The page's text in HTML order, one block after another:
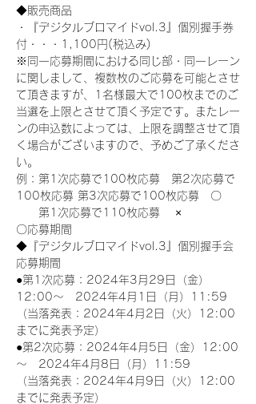
◆販売商品
・『デジタルブロマイドvol.3』個別握手券
付・・・1,100円(税込み)
※同一応募期間における同じ部・同一レーン
に関しまして、複数枚のご応募を可能とさせ
て頂きますが、1名様最大で100枚までのご
当選を上限とさせて頂く予定です。またレー
ンの申込数によっては、上限を調整させて頂
く場合がございますので、予めご了承くださ
い。
例：第1次応募で100枚応募　第2次応募で
100枚応募 第3次応募で100枚応募　〇
第1次応募で110枚応募　 ×
〇応募期間
◆『デジタルブロマイドvol.3』個別握手会
応募期間
●第1次応募：2024年3月29日（金）
12:00～　2024年4月1日（月）11:59
（当落発表：2024年4月2日（火）12:00
までに発表予定）
●第2次応募：2024年4月5日（金）12:00
～　2024年4月8日（月）11:59
（当落発表：2024年4月9日（火）12:00
までに発表予定）